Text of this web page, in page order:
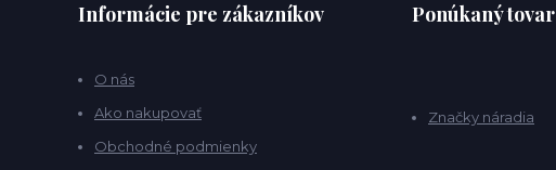
Informácie pre zákazníkov
O nás
Ako nakupovať
Obchodné podmienky
Ponúkaný tovar
Značky náradia